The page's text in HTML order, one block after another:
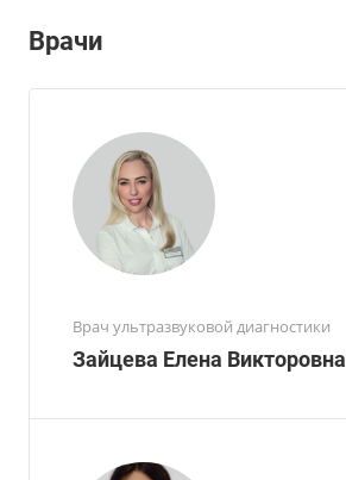
Врачи
Врач ультразвуковой диагностики
Зайцева Елена Викторовна